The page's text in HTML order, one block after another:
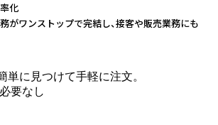
化
がワンストップで完結し、接客や販売業務にも
単に見つけて手軽に注文。
要なし